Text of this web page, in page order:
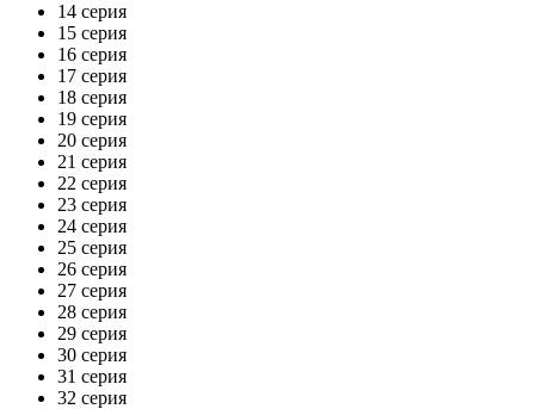
14 серия
15 серия
16 серия
17 серия
18 серия
19 серия
20 серия
21 серия
22 серия
23 серия
24 серия
25 серия
26 серия
27 серия
28 серия
29 серия
30 серия
31 серия
32 серия